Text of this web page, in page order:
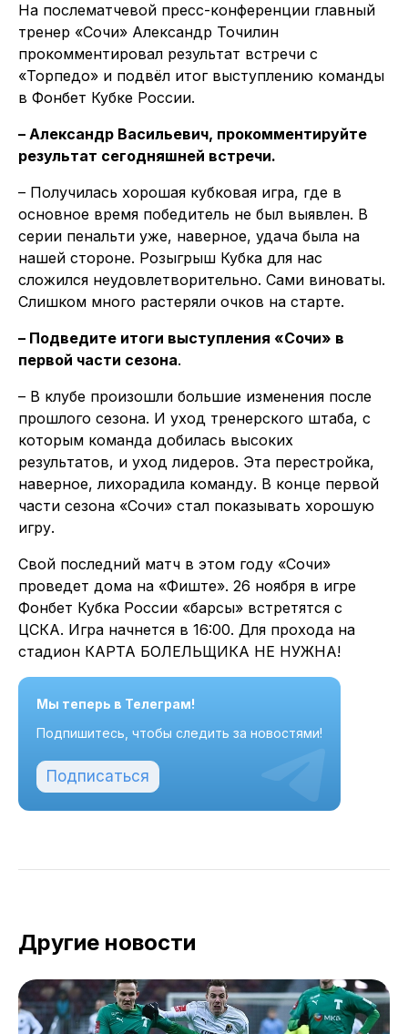
На послематчевой пресс-конференции главный
тренер «Сочи» Александр Точилин
прокомментировал результат встречи с
«Торпедо» и подвёл итог выступлению команды
в Фонбет Кубке России.
– Александр Васильевич, прокомментируйте
результат сегодняшней встречи.
– Получилась хорошая кубковая игра, где в
основное время победитель не был выявлен. В
серии пенальти уже, наверное, удача была на
нашей стороне. Розыгрыш Кубка для нас
сложился неудовлетворительно. Сами виноваты.
Слишком много растеряли очков на старте.
– Подведите итоги выступления «Сочи» в
первой части сезона.
– В клубе произошли большие изменения после
прошлого сезона. И уход тренерского штаба, с
которым команда добилась высоких
результатов, и уход лидеров. Эта перестройка,
наверное, лихорадила команду. В конце первой
части сезона «Сочи» стал показывать хорошую
игру.
Свой последний матч в этом году «Сочи»
проведет дома на «Фиште». 26 ноября в игре
Фонбет Кубка России «барсы» встретятся с
ЦСКА. Игра начнется в 16:00. Для прохода на
стадион КАРТА БОЛЕЛЬЩИКА НЕ НУЖНА!
Мы теперь в Телеграм!
Подпишитесь, чтобы следить за новостями!
Подписаться
Другие новости